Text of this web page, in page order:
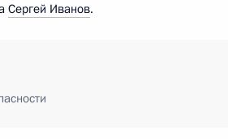
Сергей Иванов.